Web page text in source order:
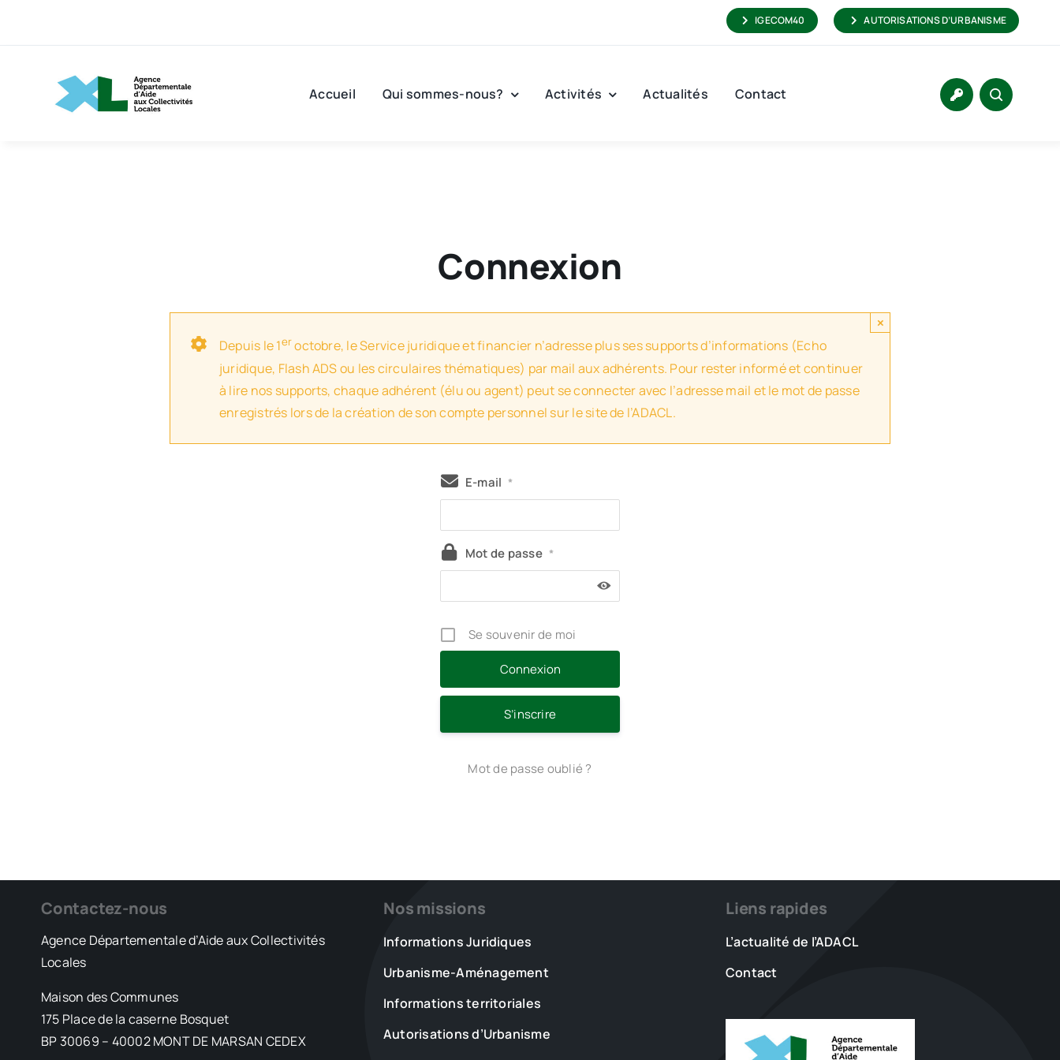
IGECOM40 AUTORISATIONS D’URBANISME
Accueil Qui sommes-nous? Activités Actualités Contact
Connexion
Depuis le 1eroctobre, le Service juridique et financier n’adresse plus ses supports d’informations (Echo
juridique, Flash ADS ou les circulaires thématiques) par mail aux adhérents. Pour rester informé et continuer
à lire nos supports, chaque adhérent (élu ou agent) peut se connecter avec l’adresse mail et le mot de passe
enregistrés lors de la création de son compte personnel sur le site de l’ADACL.
×
E-mail *
Mot de passe *
Se souvenir de moi
S’inscrire
Mot de passe oublié ?
Contactez-nous
Agence Départementale d’Aide aux Collectivités
Locales
Maison des Communes
175 Place de la caserne Bosquet
BP 30069 – 40002 MONT DE MARSAN CEDEX
Nos missions
Informations Juridiques
Urbanisme-Aménagement
Informations territoriales
Autorisations d’Urbanisme
Liens rapides
L’actualité de l’ADACL
Contact